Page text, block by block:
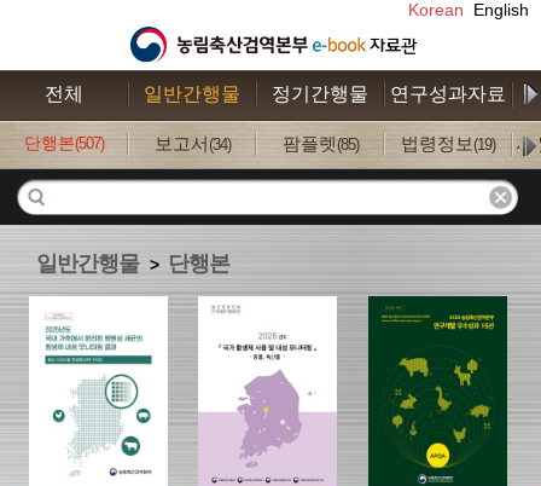
Korean English
전체 일반간행물 정기간행물 연구성과자료
단행본(507) 보고서 (34) 팜플렛 (85) 법령정보(19) 사
일반간행물 > 단행본